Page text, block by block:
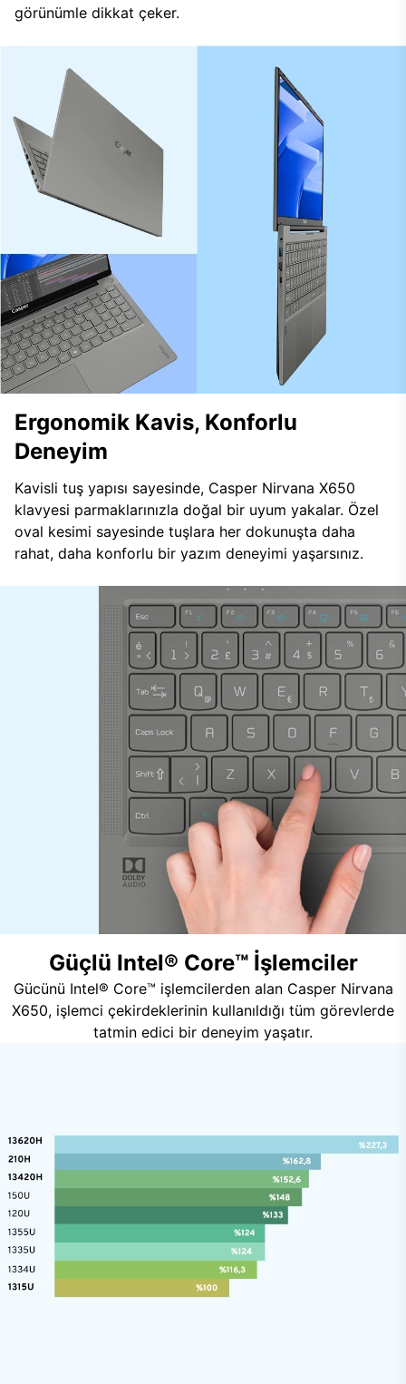
görünümle dikkat çeker.
Ergonomik Kavis, Konforlu
Deneyim
Kavisli tuş yapısı sayesinde, Casper Nirvana X650
klavyesi parmaklarınızla doğal bir uyum yakalar. Özel
oval kesimi sayesinde tuşlara her dokunuşta daha
rahat, daha konforlu bir yazım deneyimi yaşarsınız.
Güçlü Intel® Core™ İşlemciler
Gücünü Intel® Core™ işlemcilerden alan Casper Nirvana
X650, işlemci çekirdeklerinin kullanıldığı tüm görevlerde
tatmin edici bir deneyim yaşatır.